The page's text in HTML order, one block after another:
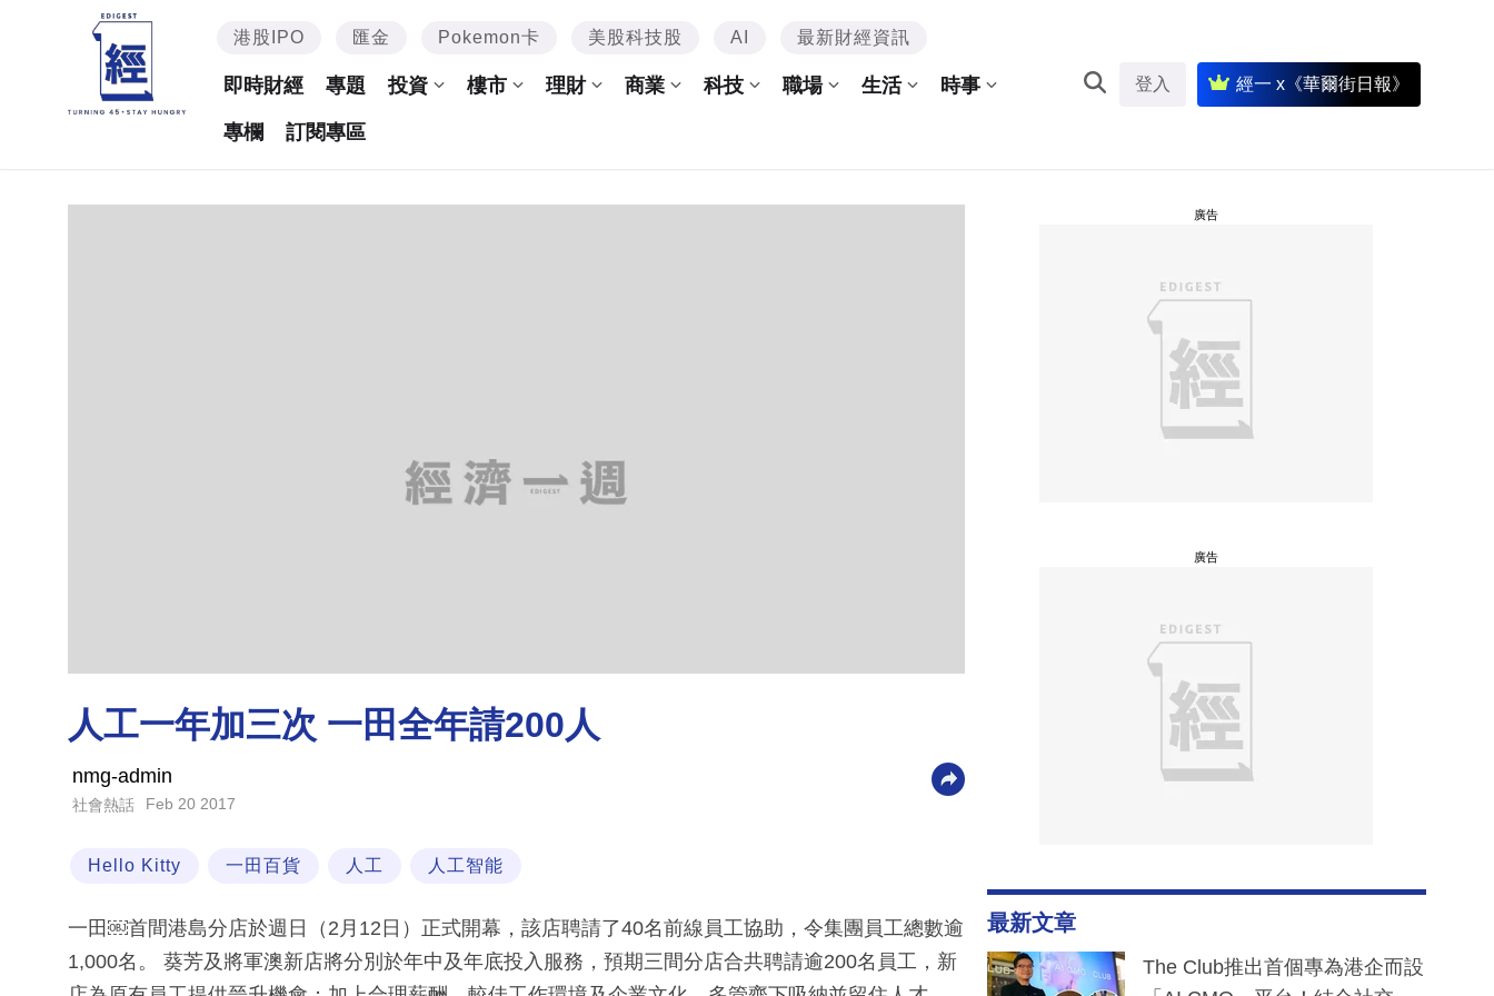
港股IPO 匯金 Pokemon卡 美股科技股 AI 最新財經資訊
即時財經 專題 投資 樓市 理財 商業 科技 職場 生活 時事
專欄 訂閱專區
登入 經一 x《華爾街日報》
人工一年加三次 一田全年請200人
nmg-admin
社會熱話 Feb 20 2017
Hello Kitty 一田百貨 人工 人工智能
一田￼首間港島分店於週日（2月12日）正式開幕，該店聘請了40名前線員工協助，令集團員工總數逾
1,000名。 葵芳及將軍澳新店將分別於年中及年底投入服務，預期三間分店合共聘請逾200名員工，新
廣告
廣告
最新文章
The Club推出首個專為港企而設